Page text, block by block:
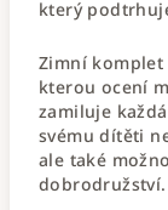
který
Zimní
kterou ocení
zamiluje
svému dítěti
ale také
dobrodružství.